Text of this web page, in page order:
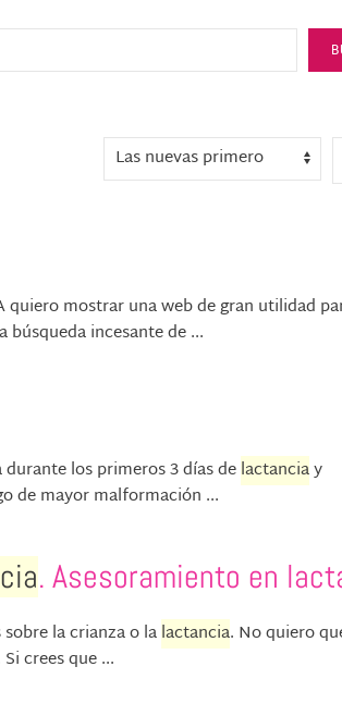
quiero mostrar una web de gran utilidad
búsqueda incesante de ...
los primeros 3 días delactanciay
de mayor malformación ...
. Asesoramiento en
la crianza o lalactancia. No quiero
crees que ...